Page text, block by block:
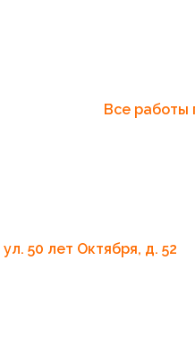
Все работы
ул. 50 лет Октября, д. 52